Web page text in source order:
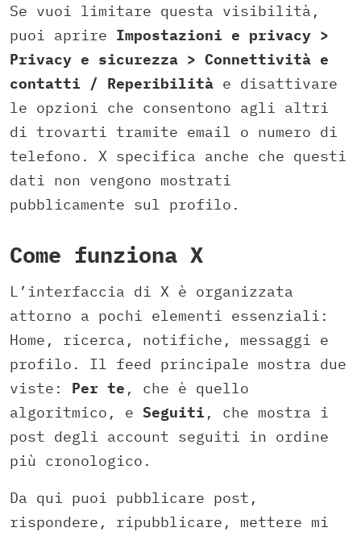
Se vuoi limitare questa visibilità,
puoi aprire Impostazioni e privacy >
Privacy e sicurezza > Connettività e
contatti / Reperibilità e disattivare
le opzioni che consentono agli altri
di trovarti tramite email o numero di
telefono. X specifica anche che questi
dati non vengono mostrati
pubblicamente sul profilo.
Come funziona X
L’interfaccia di X è organizzata
attorno a pochi elementi essenziali:
Home, ricerca, notifiche, messaggi e
profilo. Il feed principale mostra due
viste: Per te , che è quello
algoritmico, e Seguiti , che mostra i
post degli account seguiti in ordine
più cronologico.
Da qui puoi pubblicare post,
rispondere, ripubblicare, mettere mi